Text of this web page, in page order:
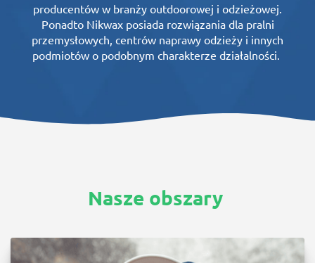
producentów w branży outdoorowej i odzieżowej.
Ponadto Nikwax posiada rozwiązania dla pralni
przemysłowych, centrów naprawy odzieży i innych
podmiotów o podobnym charakterze działalności.
Nasze obszary